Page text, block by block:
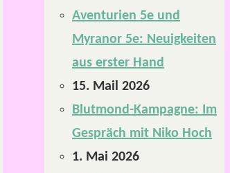
Aventurien 5e und
Myranor 5e: Neuigkeiten
aus erster Hand
15. Mail 2026
Blutmond-Kampagne: Im
Gespräch mit Niko Hoch
1. Mai 2026